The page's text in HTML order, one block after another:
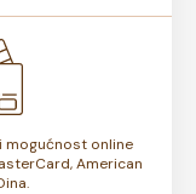
mogućnost online
American